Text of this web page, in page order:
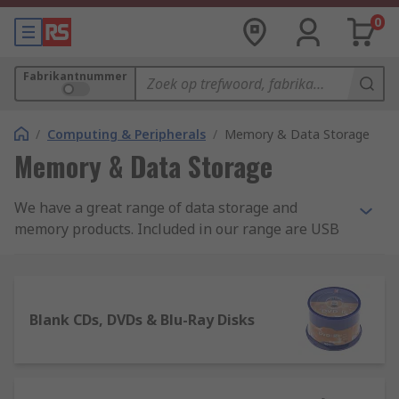
0
Fabrikantnummer
/ Computing & Peripherals / Memory & Data Storage
Memory & Data Storage
We have a great range of data storage and
memory products. Included in our range are USB
Types of digital storage devices
Blank CDs, DVDs & Blu-Ray Disks